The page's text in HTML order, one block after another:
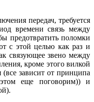
передач, требуется
времени связь между
предотвратить поломки
с этой целью как раз и
связующее звено между
кроме этого вилкой
зависит от принципа
еще поговорим)) и